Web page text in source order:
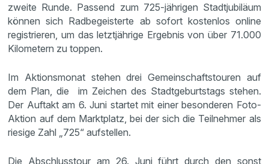
zweite Runde. Passend zum 725-jährigen Stadtjubiläum
können sich Radbegeisterte ab sofort kostenlos online
registrieren, um das letztjährige Ergebnis von über 71.000
Kilometern zu toppen.
Im Aktionsmonat stehen drei Gemeinschaftstouren auf
dem Plan, die im Zeichen des Stadtgeburtstags stehen.
Der Auftakt am 6. Juni startet mit einer besonderen Foto-
Aktion auf dem Marktplatz, bei der sich die Teilnehmer als
riesige Zahl „725“ aufstellen.
Die Abschlusstour am 26. Juni führt durch den sonst